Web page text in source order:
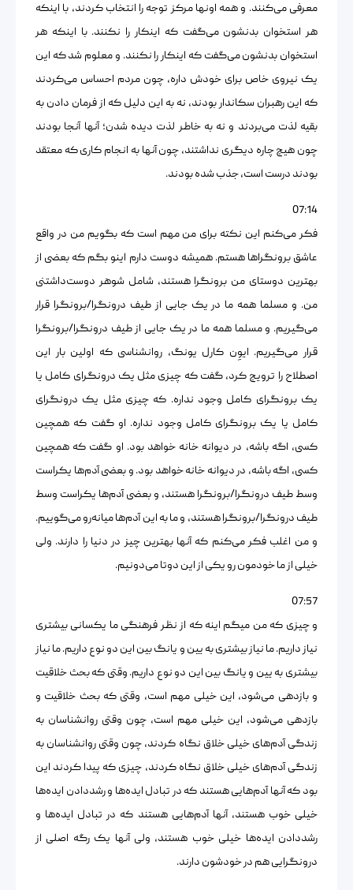
معرفی می‌کنند. و همه اونها مرکز توجه را انتخاب کردند، با اینکه
هر استخوان بدنشون می‌گفت که اینکار را نکنند. با اینکه هر
استخوان بدنشون می‌گفت که اینکار را نکنند. و معلوم شد که این
یک نیروی خاص برای خودش داره، چون مردم احساس می‌کردند
که این رهبران سکاندار بودند، نه به این دلیل که از فرمان دادن به
بقیه لذت می‌بردند و نه به خاطر لذت دیده شدن؛ آنها آنجا بودند
چون هیچ چاره دیگری نداشتند، چون آنها به انجام کاری که معتقد
بودند درست است، جذب شده بودند.
07:14
فکر می‌کنم این نکته برای من مهم است که بگویم من در واقع
عاشق برونگراها هستم. همیشه دوست دارم اینو بگم که بعضی از
بهترین دوستای من برونگرا هستند، شامل شوهر دوست‌داشتنی
من. و مسلما همه ما در یک جایی از طیف درونگرا/برونگرا قرار
می‌گیریم. و مسلما همه ما در یک جایی از طیف درونگرا/برونگرا
قرار می‌گیریم. ایوِن کارل یونگ، روانشناسی که اولین بار این
اصطلاح را ترویج کرد،‌ گفت که چیزی مثل یک درونگرای کامل یا
یک برونگرای کامل وجود نداره. که چیزی مثل یک درونگرای
کامل یا یک برونگرای کامل وجود نداره. او گفت که همچین
کسی، اگه باشه، در دیوانه خانه خواهد بود. او گفت که همچین
کسی، اگه باشه، در دیوانه خانه خواهد بود. و بعضی آدم‌ها یکراست
وسط طیف درونگرا/برونگرا هستند، و بعضی آدم‌ها یکراست وسط
طیف درونگرا/برونگرا هستند، و ما به این آدم‌ها میانه‌رو می‌گوییم.
و من اغلب فکر می‌کنم که آنها بهترین‌ چیز در دنیا را دارند. ولی
خیلی از ما خودمون رو یکی از این دوتا می‌دونیم.
07:57
و چیزی که من میگم اینه که از نظر فرهنگی ما یکسانی بیشتری
نیاز داریم. ما نیاز بیشتری به یین و یانگ بین این دو نوع داریم. ما نیاز
بیشتری به یین و یانگ بین این دو نوع داریم. وقتی که بحث خلاقیت
و بازدهی می‌شود، این خیلی مهم است، وقتی که بحث خلاقیت و
بازدهی می‌شود، این خیلی مهم است، چون وقتی روانشناسان به
زندگی آدم‌های خیلی خلاق نگاه کردند، چون وقتی روانشناسان به
زندگی آدم‌های خیلی خلاق نگاه کردند، چیزی که پیدا کردند این
بود که آنها آدم‌هایی هستند که در تبادل ایده‌ها و رشددادن ایده‌ها
خیلی خوب هستند، آنها آدم‌هایی هستند که در تبادل ایده‌ها و
رشددادن ایده‌ها خیلی خوب هستند، ولی آنها یک رگه اصلی از
درونگرایی هم در خودشون دارند.